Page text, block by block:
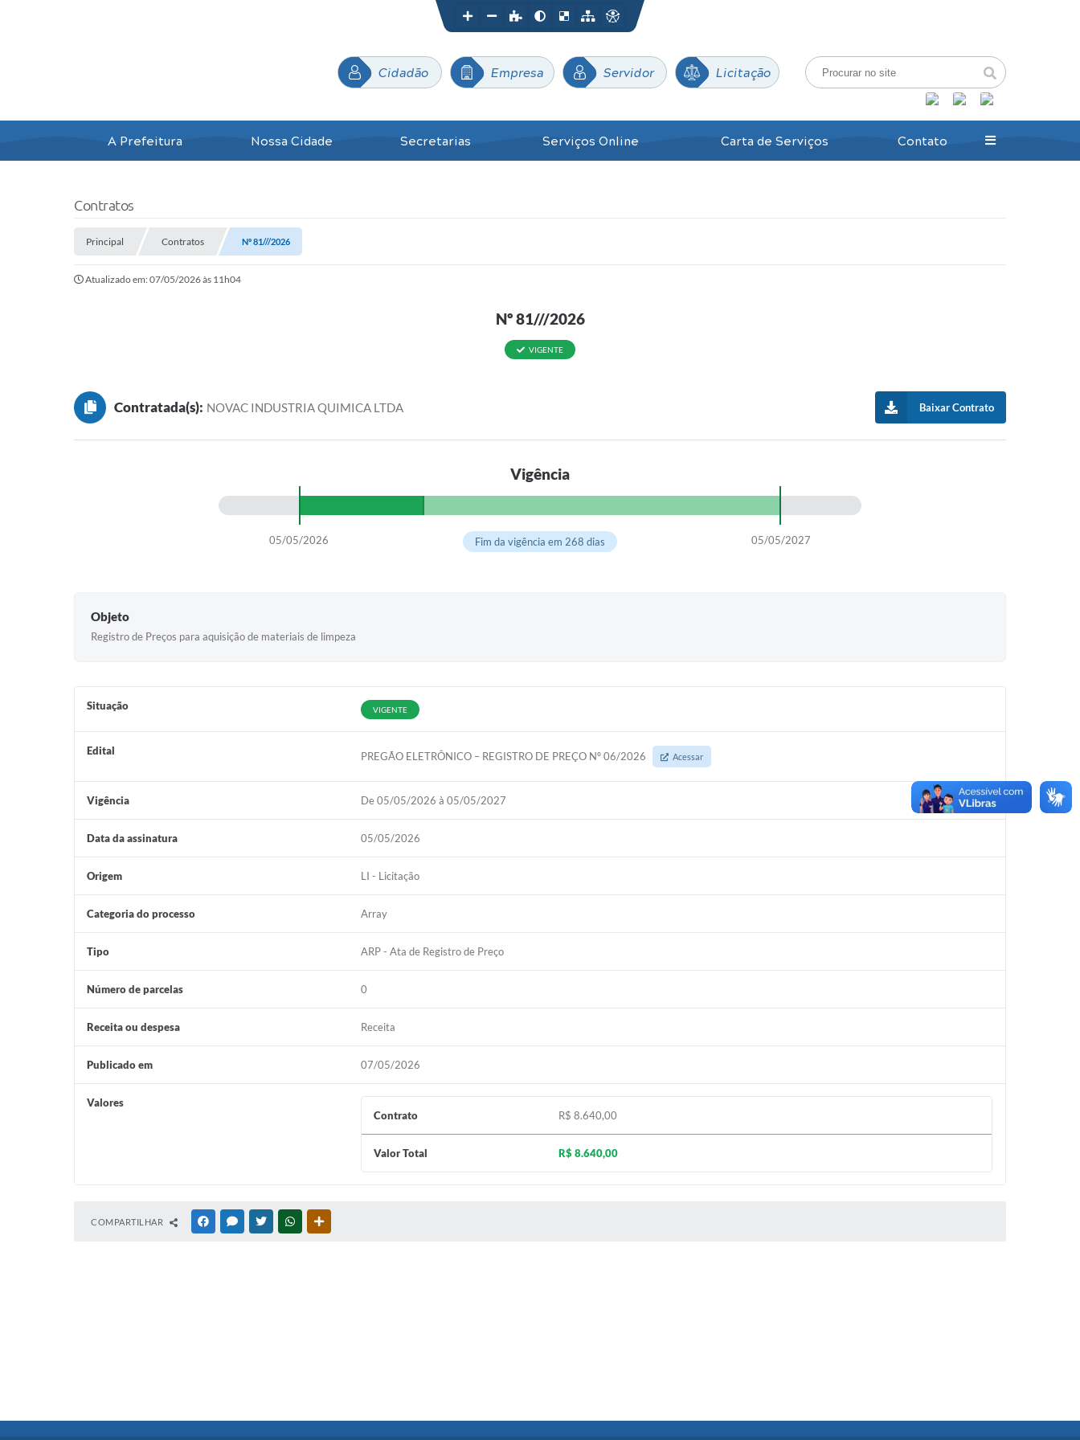
Cidadão Empresa Servidor Licitação
A Prefeitura Nossa Cidade Secretarias Serviços Online Carta de Serviços Contato
Contratos
Principal Contratos Nº 81///2026
Atualizado em: 07/05/2026 às 11h04
Nº 81///2026
VIGENTE
Contratada(s): NOVAC INDUSTRIA QUIMICA LTDA Baixar Contrato
Vigência
05/05/2026 05/05/2027
Fim da vigência em 268 dias
Objeto
Registro de Preços para aquisição de materiais de limpeza
Situação VIGENTE
Edital PREGÃO ELETRÔNICO – REGISTRO DE PREÇO Nº 06/2026 Acessar
Vigência De 05/05/2026 à 05/05/2027
Data da assinatura 05/05/2026
Origem LI - Licitação
Categoria do processo Array
Tipo ARP - Ata de Registro de Preço
Número de parcelas 0
Receita ou despesa Receita
Publicado em 07/05/2026
Valores
Contrato
R$ 8.640,00
Valor Total R$ 8.640,00
COMPARTILHAR FACEBOOKMESSENGER
TWITTERWHATSAPP